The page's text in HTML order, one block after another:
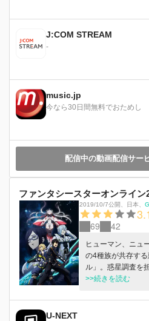
J:COM STREAM
-
music.jp
今なら30日間無料でおためし
配信中の動画配信サー
ファンタシースターオンライ
2019/10/7公開 日本
69 42
ヒューマン、ニュ
の4種族が共存す
ル」。惑星調査を
新米・アッシュは
陰謀に巻き込まれ
>>続きを読む
U-NEXT